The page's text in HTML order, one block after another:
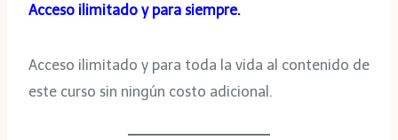
Acceso ilimitado y para siempre.
Acceso ilimitado y para toda la vida al contenido de
este curso sin ningún costo adicional.